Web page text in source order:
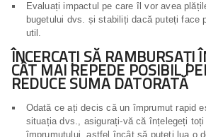
Evaluați impactul pe care îl vor avea
bugetului dvs. și stabiliți dacă puteți face
util.
ÎNCERCAȚI SĂ RAMBURSAȚI
CÂT MAI REPEDE POSIBIL
REDUCE SUMA DATORATĂ
Odată ce ați decis că un împrumut rapid
situația dvs., asigurați-vă că înțelegeți
împrumutului, astfel încât să puteți lua o